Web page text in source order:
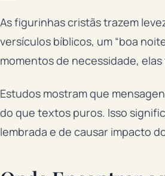
As figurinhas cristãs trazem
versículos bíblicos, um “boa
momentos de necessidade,
Estudos mostram que
do que textos puros. Isso
lembrada e de causar impacto